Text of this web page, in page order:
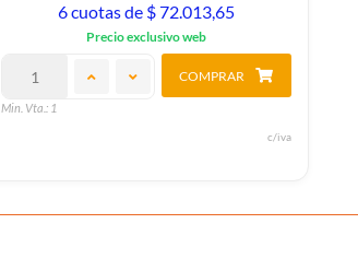
6 cuotas de $ 72.013,65
Precio exclusivo web
Min. Vta.: 1
COMPRAR
c/iva